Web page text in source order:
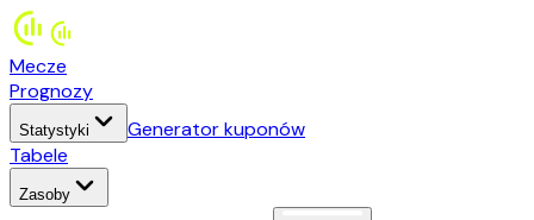
Mecze
Prognozy
Statystyki
Generator kuponów
Tabele
Zasoby